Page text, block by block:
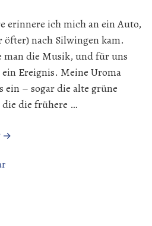
erinnere ich mich an ein Auto,
öfter) nach Silwingen kam.
man die Musik, und für uns
Ereignis. Meine Uroma
– sogar die alte grüne
die die frühere …
→
zu